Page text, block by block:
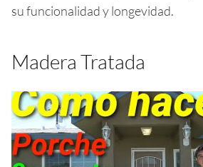
su funcionalidad y longevidad.
Madera Tratada